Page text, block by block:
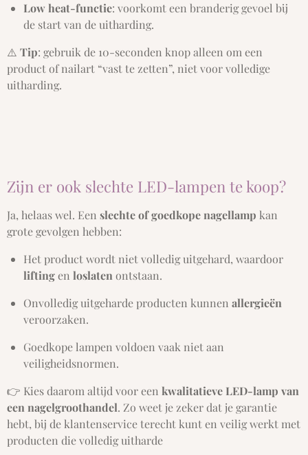
Low heat-functie: voorkomt een branderig gevoel bij
de start van de uitharding.
⚠️ Tip: gebruik de 10-seconden knop alleen om een
product of nailart “vast te zetten”, niet voor volledige
uitharding.
Zijn er ook slechte LED-lampen te koop?
Ja, helaas wel. Een slechte of goedkope nagellamp kan
grote gevolgen hebben:
Het product wordt niet volledig uitgehard, waardoor
liftingen loslaten ontstaan.
Onvolledig uitgeharde producten kunnen allergieën
veroorzaken.
Goedkope lampen voldoen vaak niet aan
veiligheidsnormen.
👉 Kies daarom altijd voor een kwalitatieve LED-lamp van
een nagelgroothandel. Zo weet je zeker dat je garantie
hebt, bij de klantenservice terecht kunt en veilig werkt met
producten die volledig uitharde